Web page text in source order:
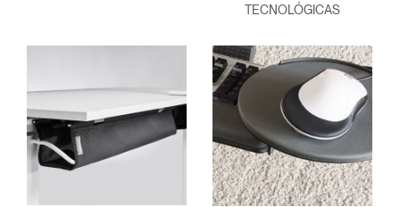
TECNOLÓGICAS